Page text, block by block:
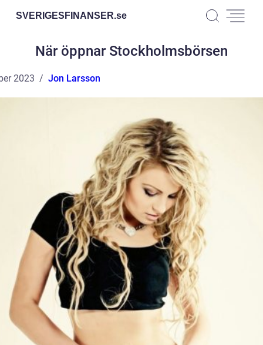
SVERIGESFINANSER.se
När öppnar Stockholmsbörsen
2023 Jon Larsson